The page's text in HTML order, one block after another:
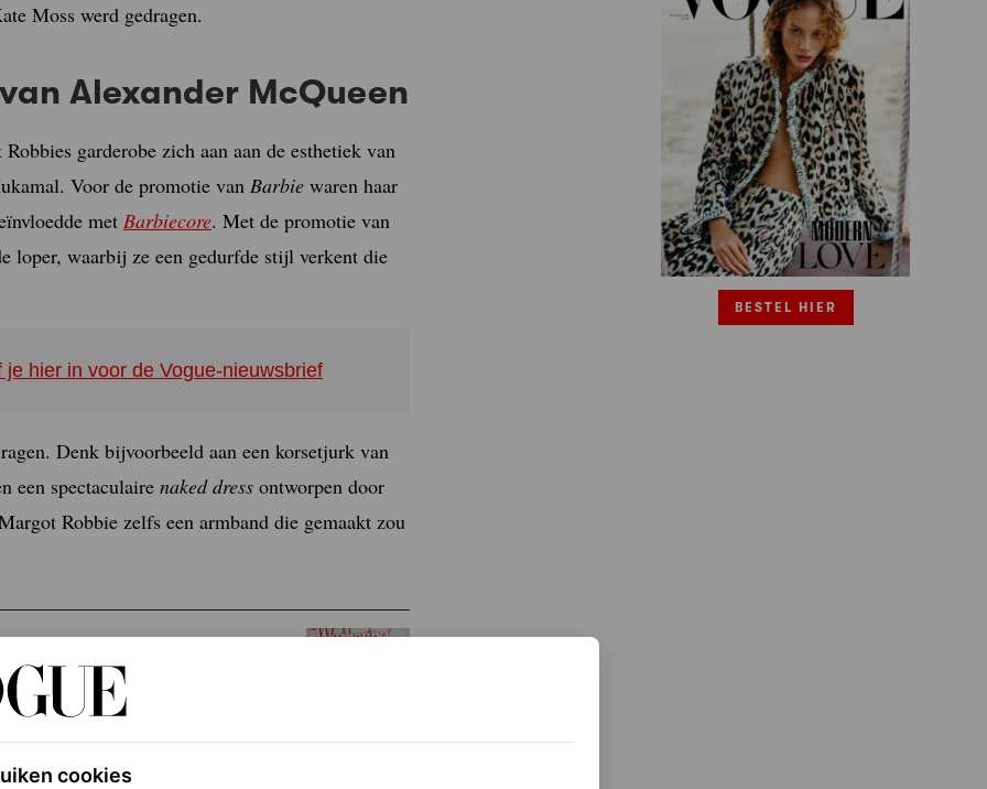
Moss werd gedragen.
Alexander McQueen
garderobe zich aan aan de esthetiek van
Voor de promotie van Barbie waren haar
met Barbiecore. Met de promotie van
loper, waarbij ze een gedurfde stijl verkent die
hier in voor de Vogue-nieuwsbrief
Denk bijvoorbeeld aan een korsetjurk van
een spectaculaire naked dress ontworpen door
Robbie zelfs een armband die gemaakt zou
toe
BESTEL HIER
cookies